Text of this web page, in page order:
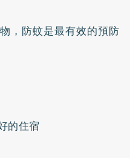
，防蚊是最有效的預防
的住宿